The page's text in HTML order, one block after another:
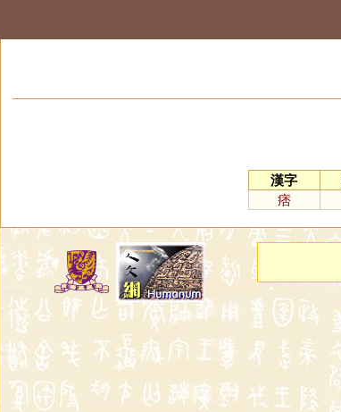
漢字
痞